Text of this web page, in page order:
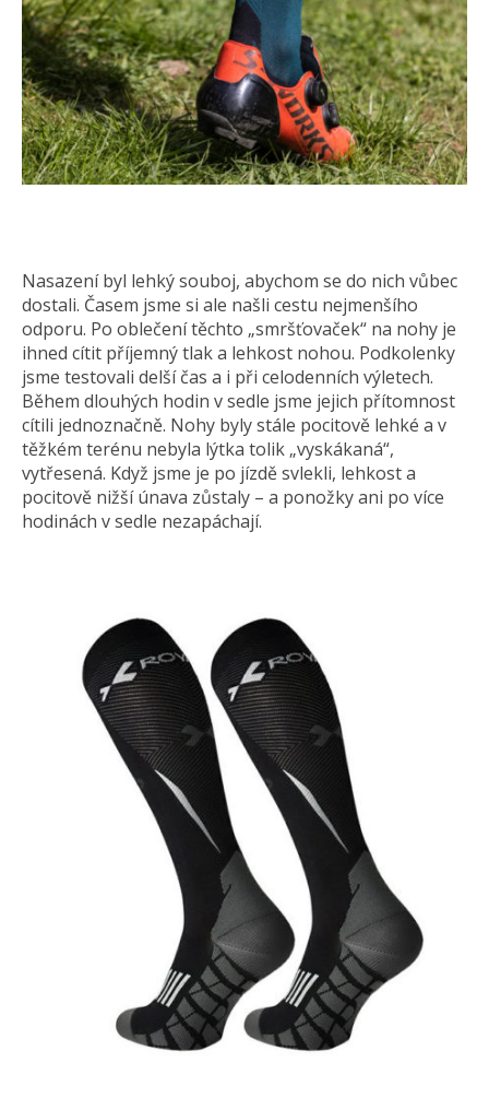
Nasazení byl lehký souboj, abychom se do nich vůbec
dostali. Časem jsme si ale našli cestu nejmenšího
odporu. Po oblečení těchto „smršťovaček“ na nohy je
ihned cítit příjemný tlak a lehkost nohou. Podkolenky
jsme testovali delší čas a i při celodenních výletech.
Během dlouhých hodin v sedle jsme jejich přítomnost
cítili jednoznačně. Nohy byly stále pocitově lehké a v
těžkém terénu nebyla lýtka tolik „vyskákaná“,
vytřesená. Když jsme je po jízdě svlekli, lehkost a
pocitově nižší únava zůstaly – a ponožky ani po více
hodinách v sedle nezapáchají.